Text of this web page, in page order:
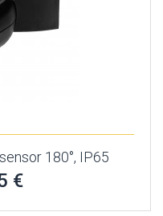
180°, IP65
€